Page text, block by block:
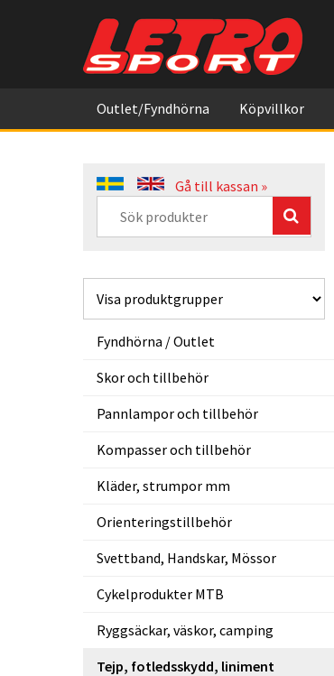
Outlet/Fyndhörna Köpvillkor
Gå till kassan »
Fyndhörna / Outlet
Skor och tillbehör
Pannlampor och tillbehör
Kompasser och tillbehör
Kläder, strumpor mm
Orienteringstillbehör
Svettband, Handskar, Mössor
Cykelprodukter MTB
Ryggsäckar, väskor, camping
Tejp, fotledsskydd, liniment